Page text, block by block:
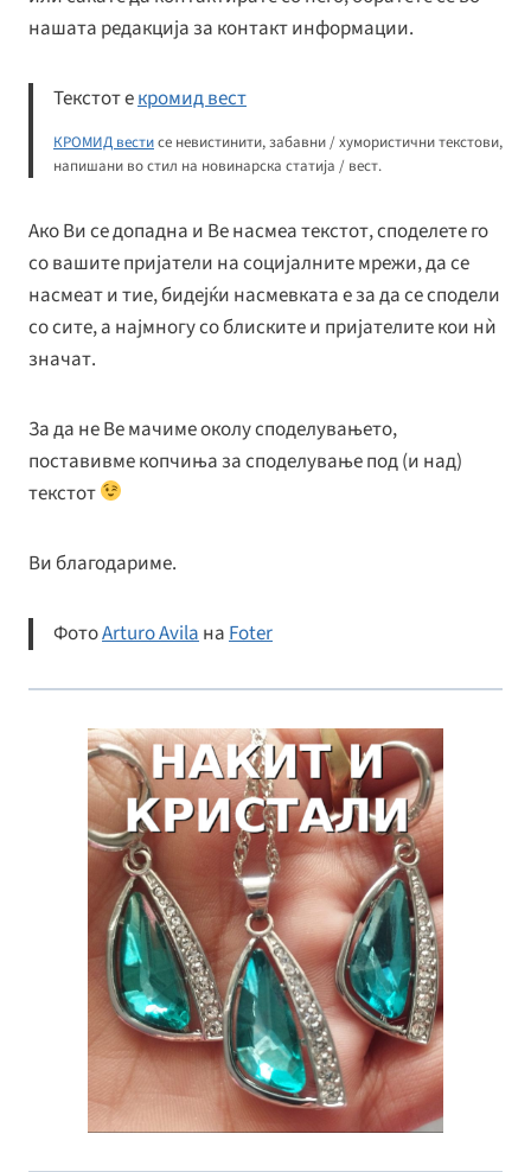
нашата редакција за контакт информации.
Текстот екромид вест
КРОМИД вестисе невистинити, забавни / хумористични текстови,
напишани во стил на новинарска статија / вест.
Ако Ви се допадна и Ве насмеа текстот, споделете го
со вашите пријатели на социјалните мрежи, да се
насмеат и тие, бидејќи насмевката е за да се сподели
со сите, а најмногу со блиските и пријателите кои нѝ
значат.
За да не Ве мачиме околу споделувањето,
поставивме копчиња за споделување под (и над)
текстот
Ви благодариме.
ФотоArturo Avila на Foter